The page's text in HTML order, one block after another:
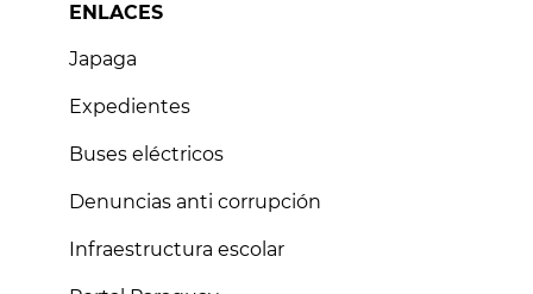
ENLACES
Japaga
Expedientes
Buses eléctricos
Denuncias anti corrupción
Infraestructura escolar